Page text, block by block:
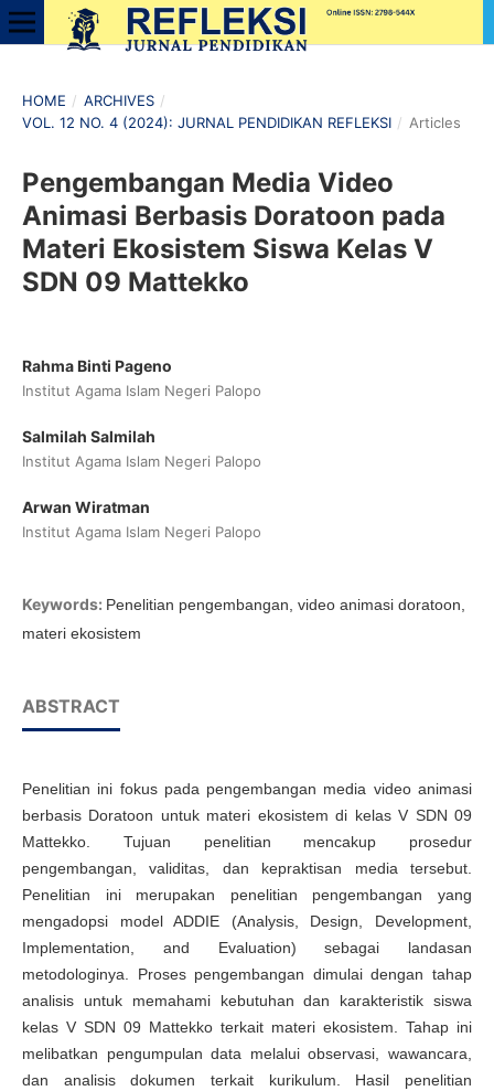
HOME / ARCHIVES /
VOL. 12 NO. 4 (2024): JURNAL PENDIDIKAN REFLEKSI / Articles
Pengembangan Media Video
Animasi Berbasis Doratoon pada
Materi Ekosistem Siswa Kelas V
SDN 09 Mattekko
Rahma Binti Pageno
Institut Agama Islam Negeri Palopo
Salmilah Salmilah
Institut Agama Islam Negeri Palopo
Arwan Wiratman
Institut Agama Islam Negeri Palopo
Keywords: Penelitian pengembangan, video animasi doratoon,
materi ekosistem
ABSTRACT
Penelitian ini fokus pada pengembangan media video animasi
berbasis Doratoon untuk materi ekosistem di kelas V SDN 09
Mattekko. Tujuan penelitian mencakup prosedur
pengembangan, validitas, dan kepraktisan media tersebut.
Penelitian ini merupakan penelitian pengembangan yang
mengadopsi model ADDIE (Analysis, Design, Development,
Implementation, and Evaluation) sebagai landasan
metodologinya. Proses pengembangan dimulai dengan tahap
analisis untuk memahami kebutuhan dan karakteristik siswa
kelas V SDN 09 Mattekko terkait materi ekosistem. Tahap ini
melibatkan pengumpulan data melalui observasi, wawancara,
dan analisis dokumen terkait kurikulum. Hasil penelitian